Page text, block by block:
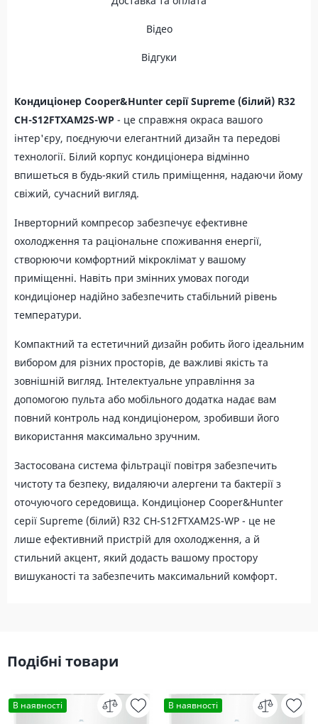
Відео
Відгуки
Кондиціонер Cooper&Hunter серії Supreme (білий) R32
CH-S12FTXAM2S-WP - це справжня окраса вашого
інтер'єру, поєднуючи елегантний дизайн та передові
технології. Білий корпус кондиціонера відмінно
впишеться в будь-який стиль приміщення, надаючи йому
свіжий, сучасний вигляд.
Інверторний компресор забезпечує ефективне
охолодження та раціональне споживання енергії,
створюючи комфортний мікроклімат у вашому
приміщенні. Навіть при змінних умовах погоди
кондиціонер надійно забезпечить стабільний рівень
температури.
Компактний та естетичний дизайн робить його ідеальним
вибором для різних просторів, де важливі якість та
зовнішній вигляд. Інтелектуальне управління за
допомогою пульта або мобільного додатка надає вам
повний контроль над кондиціонером, зробивши його
використання максимально зручним.
Застосована система фільтрації повітря забезпечить
чистоту та безпеку, видаляючи алергени та бактерії з
оточуючого середовища. Кондиціонер Cooper&Hunter
серії Supreme (білий) R32 CH-S12FTXAM2S-WP - це не
лише ефективний пристрій для охолодження, а й
стильний акцент, який додасть вашому простору
вишуканості та забезпечить максимальний комфорт.
Подібні товари
В наявності В наявності